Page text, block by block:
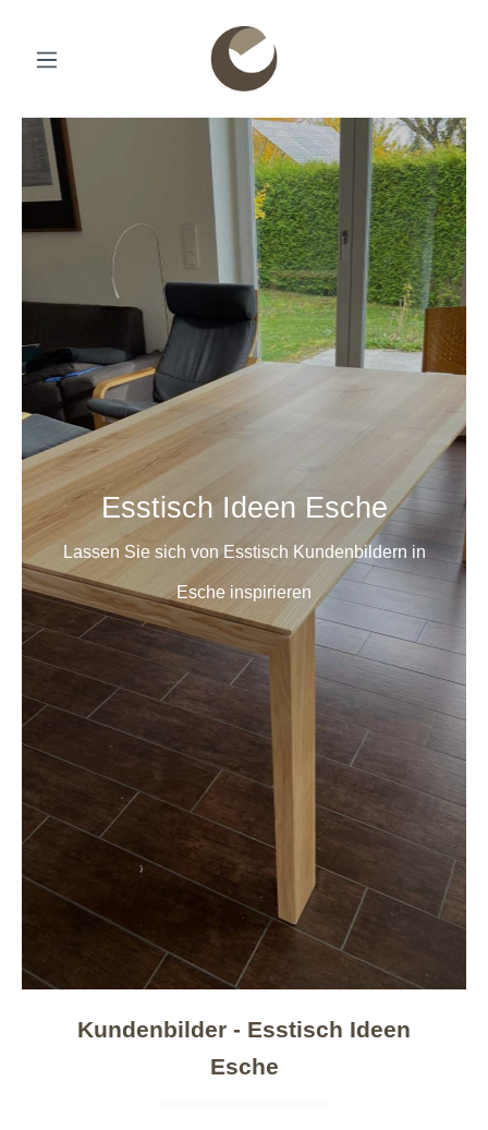
Esstisch Ideen Esche
Lassen Sie sich von Esstisch Kundenbildern in
Esche inspirieren
Kundenbilder - Esstisch Ideen
Esche